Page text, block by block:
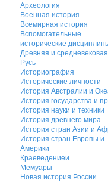
Археология
Военная история
Всемирная история
Вспомогательные
исторические
Древняя и средневековая
Русь
Историография
Исторические личности
История Австралии и
История государства и
История науки и техники
История древнего мира
История стран Азии и
История стран Европы и
Америки
Краеведениеи
Мемуары
Новая история России